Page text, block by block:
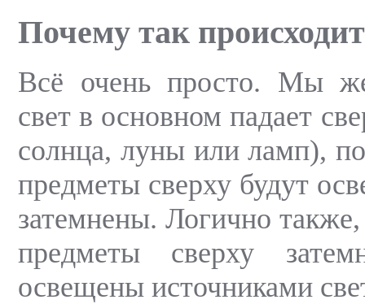
Почему так
Всё очень просто. Мы
свет в основном падает
солнца, луны или ламп),
предметы сверху будут
затемнены. Логично
предметы сверху
освещены источниками